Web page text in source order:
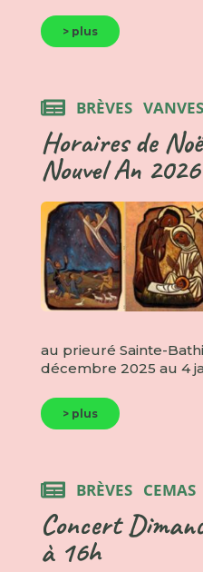
> plus
BRÈVES VANVES
Horaires de
Nouvel An
au prieuré Sainte-
décembre 2025 au 4
> plus
BRÈVES CEMAS
Concert
à 16h